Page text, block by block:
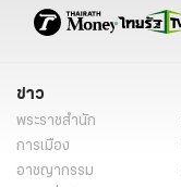
ข่าว
พระราชสำนัก
การเมือง
อาชญากรรม